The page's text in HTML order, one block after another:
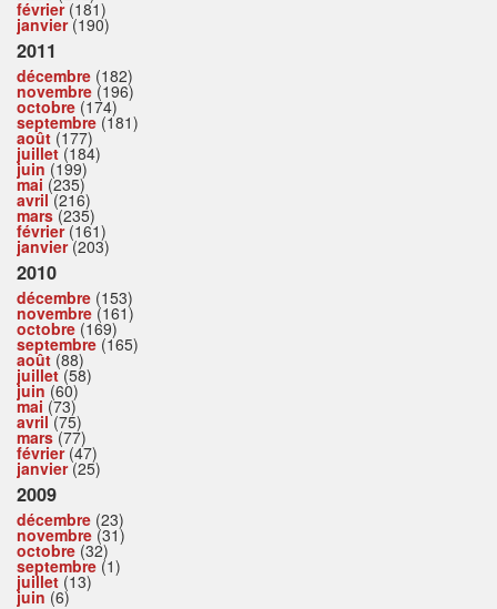
février(181)
janvier(190)
2011
décembre (182)
novembre (196)
octobre (174)
septembre (181)
août (177)
juillet(184)
juin (199)
mai (235)
avril(216)
mars(235)
février(161)
janvier(203)
2010
décembre (153)
novembre (161)
octobre (169)
septembre (165)
août (88)
juillet(58)
juin (60)
mai (73)
avril(75)
mars(77)
février(47)
janvier(25)
2009
décembre (23)
novembre (31)
octobre (32)
septembre (1)
juillet (13)
juin (6)